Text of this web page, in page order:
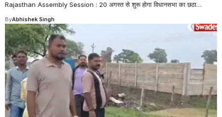
Rajasthan Assembly Session : 20 अगस्त से शुरू होगा विधानसभा का छठा…
ByAbhishek Singh